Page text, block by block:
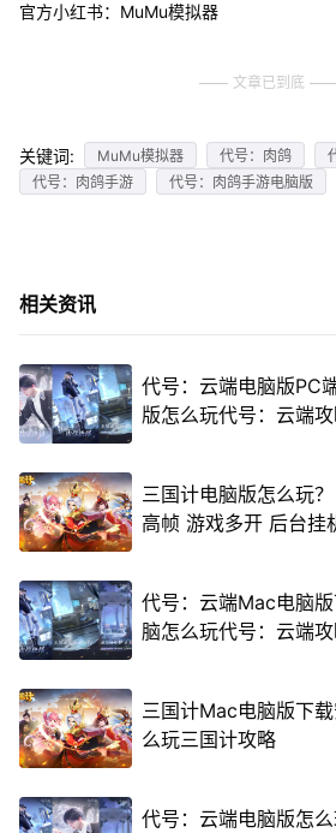
官方小红书：MuMu模拟器
文章已到底
关键词: MuMu模拟器 代号：肉鸽
代号：肉鸽手游
代号：肉鸽手游电脑版
相关资讯
代号：云端电脑版PC
版怎么玩代号：云端
三国计电脑版怎么玩
高帧 游戏多开 后台挂
代号：云端Mac电脑
脑怎么玩代号：云端
三国计Mac电脑版下
么玩三国计攻略
代号：云端电脑版怎